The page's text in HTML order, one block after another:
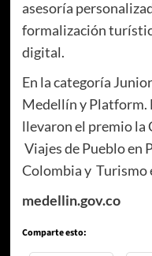
asesoría
formalización
digital.
En la categoría
Medellín y Platform.
llevaron el premio la
Viajes de Pueblo en
Colombia y Turismo
medellin.gov.co
Comparte esto: